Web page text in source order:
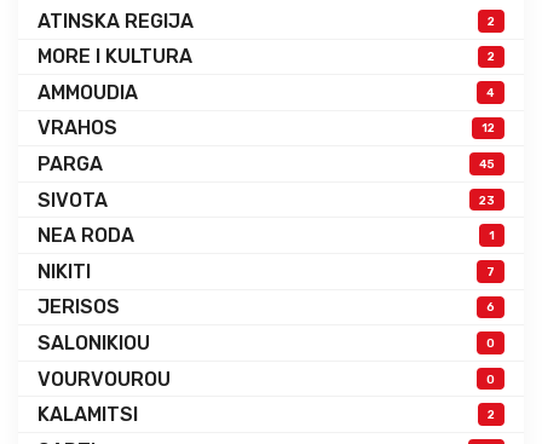
ATINSKA REGIJA 2
MORE I KULTURA 2
AMMOUDIA 4
VRAHOS 12
PARGA 45
SIVOTA 23
NEA RODA 1
NIKITI 7
JERISOS 6
SALONIKIOU 0
VOURVOUROU 0
KALAMITSI 2